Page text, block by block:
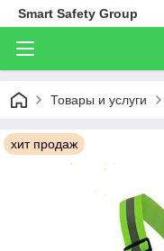
Smart Safety Group
Товары и услуги
хит продаж